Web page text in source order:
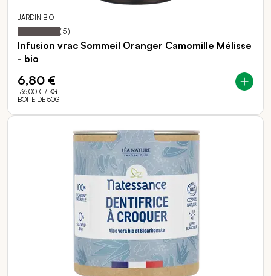
JARDIN BIO
Notation: 100
% of
( 5 )
Infusion vrac Sommeil Oranger Camomille Mélisse
- bio
6,80 €
136,00 € / KG
BOITE DE 50G